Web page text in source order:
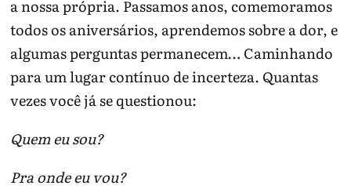
Quando há risco, a prioridade é apoio
imediato.
Padrão
O que
observar
Ajuda possível
mudança ou
a nossa própria. Passamos anos, comemoramos
todos os aniversários, aprendemos sobre a dor, e
algumas perguntas permanecem… Caminhando
para um lugar contínuo de incerteza. Quantas
vezes você já se questionou:
Quem eu sou?
Pra onde eu vou?